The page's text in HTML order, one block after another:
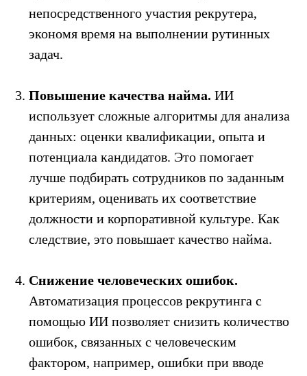
непосредственного участия рекрутера,
экономя время на выполнении рутинных
задач.
Повышение качества найма. ИИ
использует сложные алгоритмы для анализа
данных: оценки квалификации, опыта и
потенциала кандидатов. Это помогает
лучше подбирать сотрудников по заданным
критериям, оценивать их соответствие
должности и корпоративной культуре. Как
следствие, это повышает качество найма.
Снижение человеческих ошибок.
Автоматизация процессов рекрутинга с
помощью ИИ позволяет снизить количество
ошибок, связанных с человеческим
фактором, например, ошибки при вводе